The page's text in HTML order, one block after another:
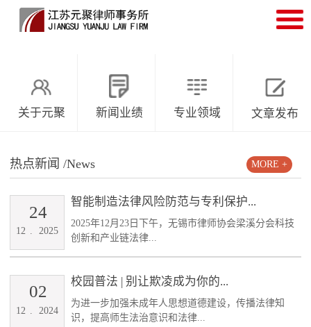
关于元聚 新闻业绩 专业领域 文章发布
热点新闻 /News
智能制造法律风险防范与专利保护...
2025年12月23日下午，无锡市律师协会梁溪分会科技
创新和产业链法律...
12 . 2025
24
校园普法 | 别让欺凌成为你的...
为进一步加强未成年人思想道德建设，传播法律知
识，提高师生法治意识和法律...
12 2024
02
MORE +